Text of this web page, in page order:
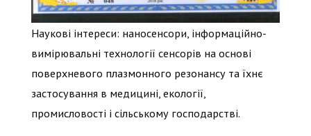
Наукові інтереси: наносенсори, інформаційно-
вимірювальні технології сенсорів на основі
поверхневого плазмонного резонансу та їхнє
застосування в медицині, екології,
промисловості і сільському господарстві.